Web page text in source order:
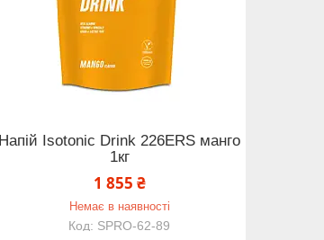
Напій Isotonic Drink 226ERS манго
1кг
1 855 ₴
Немає в наявності
SPRO-62-89